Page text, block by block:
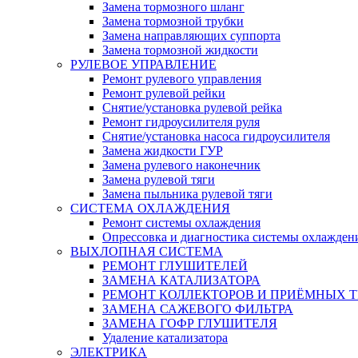
Замена тормозного шланг
Замена тормозной трубки
Замена направляющих суппорта
Замена тормозной жидкости
РУЛЕВОЕ УПРАВЛЕНИЕ
Ремонт рулевого управления
Ремонт рулевой рейки
Снятие/установка рулевой рейка
Ремонт гидроусилителя руля
Снятие/установка насоса гидроусилителя
Замена жидкости ГУР
Замена рулевого наконечник
Замена рулевой тяги
Замена пыльника рулевой тяги
СИСТЕМА ОХЛАЖДЕНИЯ
Ремонт системы охлаждения
Опрессовка и диагностика системы
ВЫХЛОПНАЯ СИСТЕМА
РЕМОНТ ГЛУШИТЕЛЕЙ
ЗАМЕНА КАТАЛИЗАТОРА
РЕМОНТ КОЛЛЕКТОРОВ И ПРИЁМНЫХ
ЗАМЕНА САЖЕВОГО ФИЛЬТРА
ЗАМЕНА ГОФР ГЛУШИТЕЛЯ
Удаление катализатора
ЭЛЕКТРИКА